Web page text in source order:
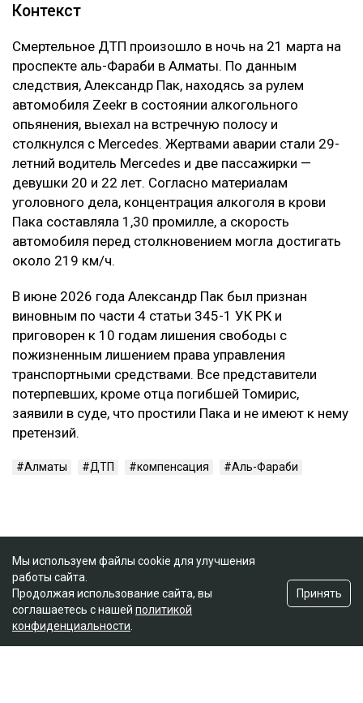
Контекст
Смертельное ДТП произошло в ночь на 21 марта на
проспекте аль-Фараби в Алматы. По данным
следствия, Александр Пак, находясь за рулем
автомобиля Zeekr в состоянии алкогольного
опьянения, выехал на встречную полосу и
столкнулся с Mercedes. Жертвами аварии стали 29-
летний водитель Mercedes и две пассажирки —
девушки 20 и 22 лет. Согласно материалам
уголовного дела, концентрация алкоголя в крови
Пака составляла 1,30 промилле, а скорость
автомобиля перед столкновением могла достигать
около 219 км/ч.
В июне 2026 года Александр Пак был признан
виновным по части 4 статьи 345-1 УК РК и
приговорен к 10 годам лишения свободы с
пожизненным лишением права управления
транспортными средствами. Все представители
потерпевших, кроме отца погибшей Томирис,
заявили в суде, что простили Пака и не имеют к нему
претензий.
Алматы ДТП компенсация Аль-Фараби
Мы используем файлы cookie для улучшения
работы сайта.
Продолжая использование сайта, вы
соглашаетесь с нашей политикой
конфиденциальности
Принять